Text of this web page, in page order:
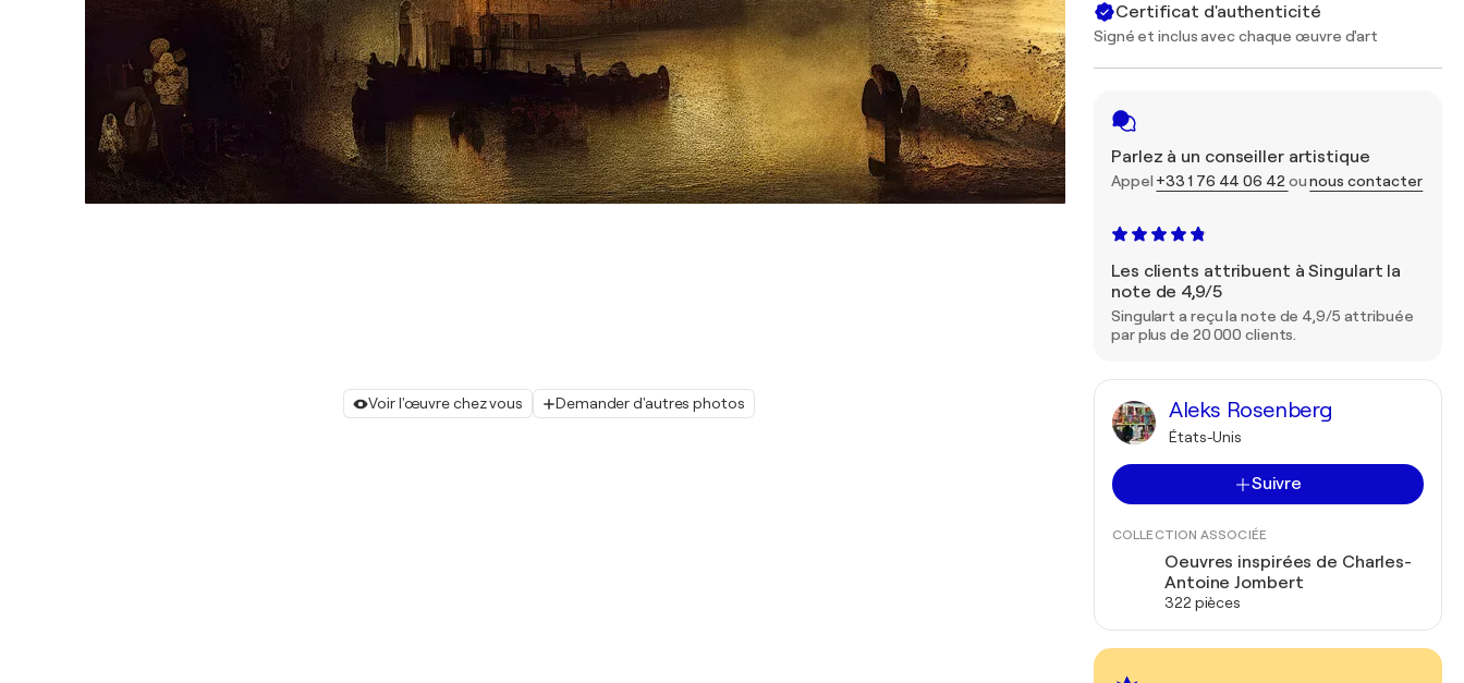
Voir l'œuvre chez vous Demander d'autres photos
Certificat d'authenticité
Signé et inclus avec chaque œuvre d'art
Parlez à un conseiller artistique
Appel +33 1 76 44 06 42 ounous contacter
Les clients attribuent à Singulart la
note de 4,9/5
Singulart a reçu la note de 4,9/5 attribuée
par plus de 20 000 clients.
Aleks Rosenberg
États-Unis
Suivre
COLLECTION ASSOCIÉE
Oeuvres inspirées de Charles-
Antoine Jombert
322 pièces